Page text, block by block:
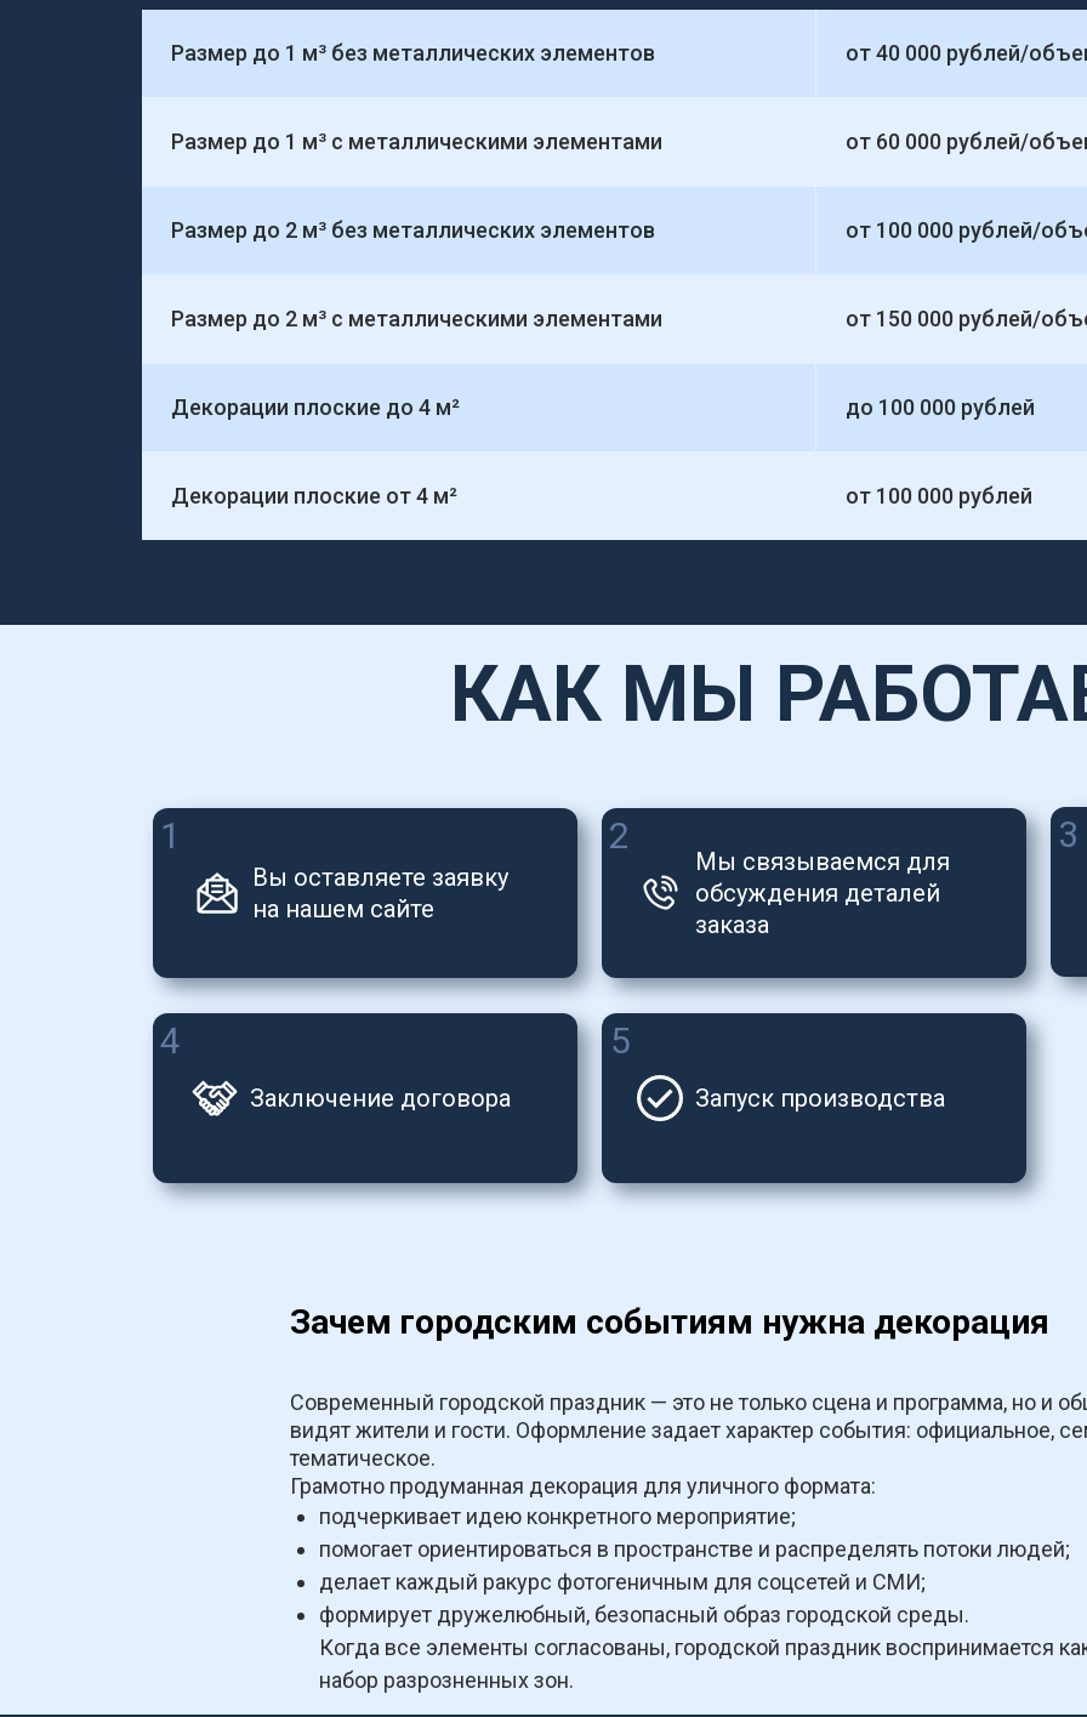
Размер до 1 м³ без металлических элементов от 40 000 рублей/
Размер до 1 м³ с металлическими элементами от 60 000 рублей/
Размер до 2 м³ без металлических элементов от 100 000 рублей/
Размер до 2 м³ с металлическими элементами от 150 000 рублей/
Декорации плоские до 4 м² до 100 000 рублей
Декорации плоские от 4 м² от 100 000 рублей
Вы оставляете заявку
на нашем сайте
1
5
4
3
Мы связываемся для
обсуждения деталей
заказа
Заключение договора Запуск производства
КАК МЫ
2
Зачем городским событиям нужна декорация
Современный городской праздник — это не только сцена и программа, но и
видят жители и гости. Оформление задает характер события: официальное,
тематическое.
Грамотно продуманная декорация для уличного формата:
подчеркивает идею конкретного мероприятие;
помогает ориентироваться в пространстве и распределять потоки людей;
делает каждый ракурс фотогеничным для соцсетей и СМИ;
формирует дружелюбный, безопасный образ городской среды.
Когда все элементы согласованы, городской праздник воспринимается
набор разрозненных зон.